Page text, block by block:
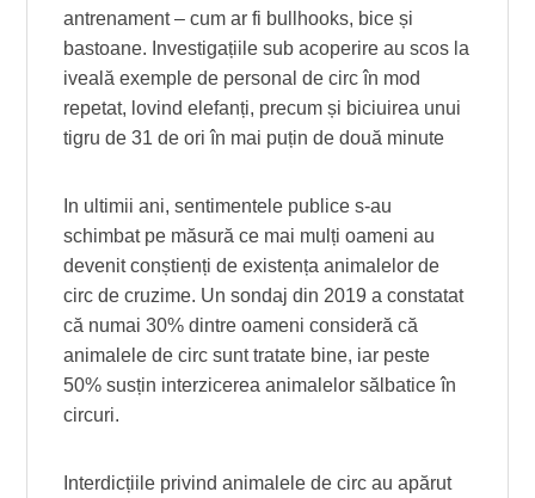
antrenament – cum ar fi bullhooks, bice și
bastoane. Investigațiile sub acoperire au scos la
iveală exemple de personal de circ în mod
repetat, lovind elefanți, precum și biciuirea unui
tigru de 31 de ori în mai puțin de două minute
In ultimii ani, sentimentele publice s-au
schimbat pe măsură ce mai mulți oameni au
devenit conștienți de existența animalelor de
circ de cruzime. Un sondaj din 2019 a constatat
că numai 30% dintre oameni consideră că
animalele de circ sunt tratate bine, iar peste
50% susțin interzicerea animalelor sălbatice în
circuri.
Interdicțiile privind animalele de circ au apărut